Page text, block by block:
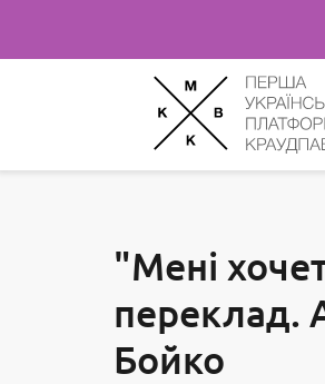
"Мені
переклад.
Бойко